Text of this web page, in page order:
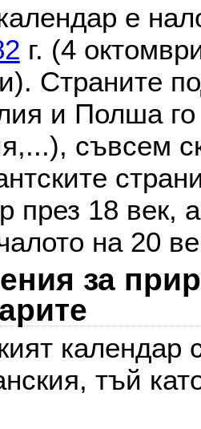
е
г. (4
Страните
и Полша
съвсем
през 18 век,
на 20
за
календар
тъй